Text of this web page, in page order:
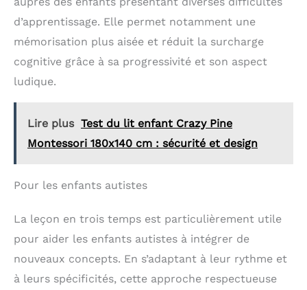
d’apprentissage. Elle permet notamment une
mémorisation plus aisée et réduit la surcharge
cognitive grâce à sa progressivité et son aspect
ludique.
Lire plus Test du lit enfant Crazy Pine
Montessori 180x140 cm : sécurité et design
Pour les enfants autistes
La leçon en trois temps est particulièrement utile
pour aider les enfants autistes à intégrer de
nouveaux concepts. En s’adaptant à leur rythme et
à leurs spécificités, cette approche respectueuse